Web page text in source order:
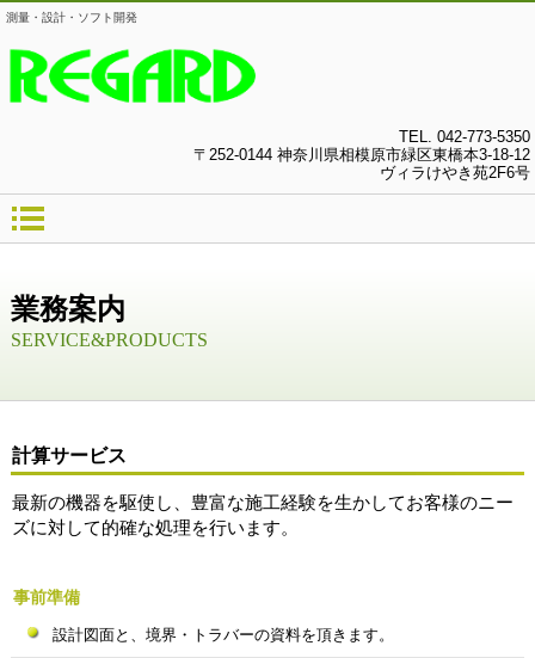
測量・設計・ソフト開発
TEL. 042-773-5350
〒252-0144 神奈川県相模原市緑区東橋本3-18-12
ヴィラけやき苑2F6号
業務案内
SERVICE&PRODUCTS
計算サービス
最新の機器を駆使し、豊富な施工経験を生かしてお客様のニー
ズに対して的確な処理を行います。
事前準備
設計図面と、境界・トラバーの資料を頂きます。